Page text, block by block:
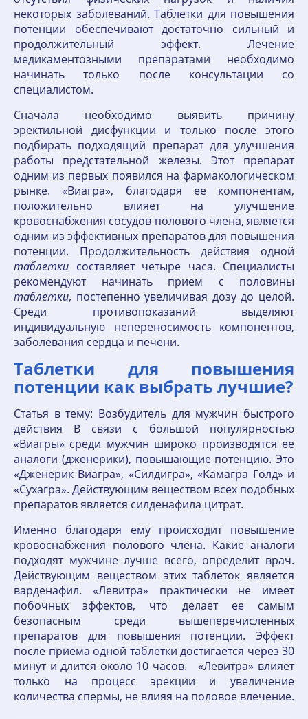
некоторых заболеваний. Таблетки для повышения
потенции обеспечивают достаточно сильный и
продолжительный эффект. Лечение
медикаментозными препаратами необходимо
начинать только после консультации со
специалистом.
Сначала необходимо выявить причину
эректильной дисфункции и только после этого
подбирать подходящий препарат для улучшения
работы предстательной железы. Этот препарат
одним из первых появился на фармакологическом
рынке. «Виагра», благодаря ее компонентам,
положительно влияет на улучшение
кровоснабжения сосудов полового члена, является
одним из эффективных препаратов для повышения
потенции. Продолжительность действия одной
таблетки составляет четыре часа. Специалисты
рекомендуют начинать прием с половины
таблетки, постепенно увеличивая дозу до целой.
Среди противопоказаний выделяют
индивидуальную непереносимость компонентов,
заболевания сердца и печени.
Таблетки для повышения
потенции как выбрать лучшие?
Статья в тему: Возбудитель для мужчин быстрого
действия В связи с большой популярностью
«Виагры» среди мужчин широко производятся ее
аналоги (дженерики), повышающие потенцию. Это
«Дженерик Виагра», «Силдигра», «Камагра Голд» и
«Сухагра». Действующим веществом всех подобных
препаратов является силденафила цитрат.
Именно благодаря ему происходит повышение
кровоснабжения полового члена. Какие аналоги
подходят мужчине лучше всего, определит врач.
Действующим веществом этих таблеток является
варденафил. «Левитра» практически не имеет
побочных эффектов, что делает ее самым
безопасным среди вышеперечисленных
препаратов для повышения потенции. Эффект
после приема одной таблетки достигается через 30
минут и длится около 10 часов. «Левитра» влияет
только на процесс эрекции и увеличение
количества спермы, не влияя на половое влечение.